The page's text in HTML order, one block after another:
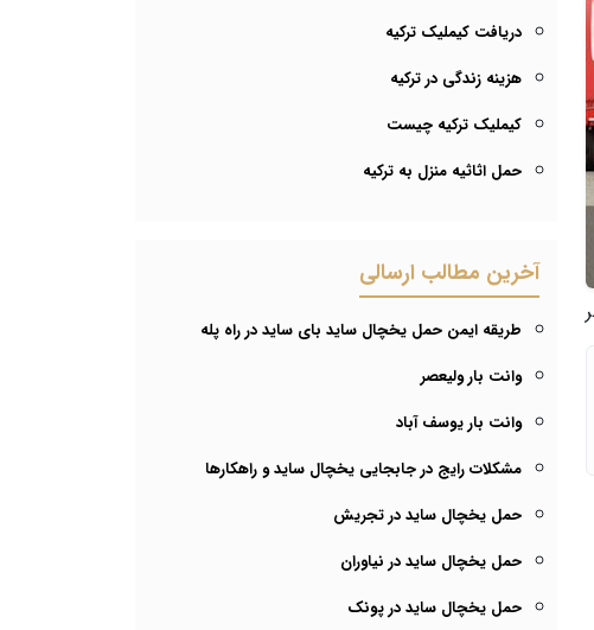
دریافت کیملیک ترکیه
هزینه زندگی در ترکیه
کیملیک ترکیه چیست
حمل اثاثیه منزل به ترکیه
آخرین مطالب ارسالی
طریقه ایمن حمل یخچال ساید بای ساید در راه پله
وانت بار ولیعصر
وانت بار یوسف آباد
مشکلات رایج در جابجایی یخچال ساید و راهکارها
حمل یخچال ساید در تجریش
حمل یخچال ساید در نیاوران
حمل یخچال ساید در پونک